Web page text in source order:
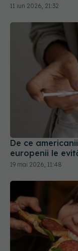
11 iun 2026, 21:32
De ce
europenii le
19 mai 2026, 11:48